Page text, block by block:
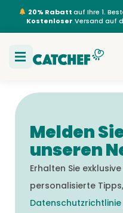
20% Rabattauf Ihre 1.
Kostenloser Versand auf
Melden
unseren
Erhalten Sie
personalisierte
Datenschutzrichtlinie